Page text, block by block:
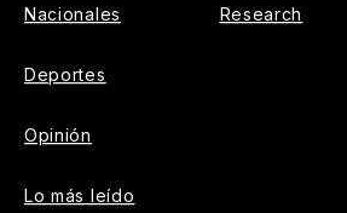
Nacionales
Deportes
Opinión
Lo más leído
Research